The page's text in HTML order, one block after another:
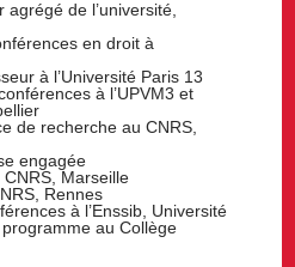
de l’université,
en droit à
à l’Université Paris 13
à l’UPVM3 et
de recherche au CNRS,
engagée
Marseille
Rennes
à l’Enssib, Université
au Collège